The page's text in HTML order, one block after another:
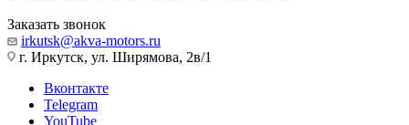
Заказать звонок
irkutsk@akva-motors.ru
г. Иркутск, ул. Ширямова, 2в/1
Вконтакте
Telegram
YouTube